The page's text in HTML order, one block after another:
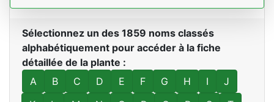
Sélectionnez un des 1859 noms classés
alphabétiquement pour accéder à la fiche
détaillée de la plante :
A
B C D E F G H I
J